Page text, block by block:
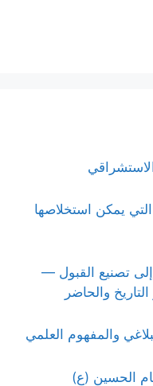
التي يمكن استخلاصها
تصنيع القبول —
والحاضر
والمفهوم العلمي
الحسين (ع)